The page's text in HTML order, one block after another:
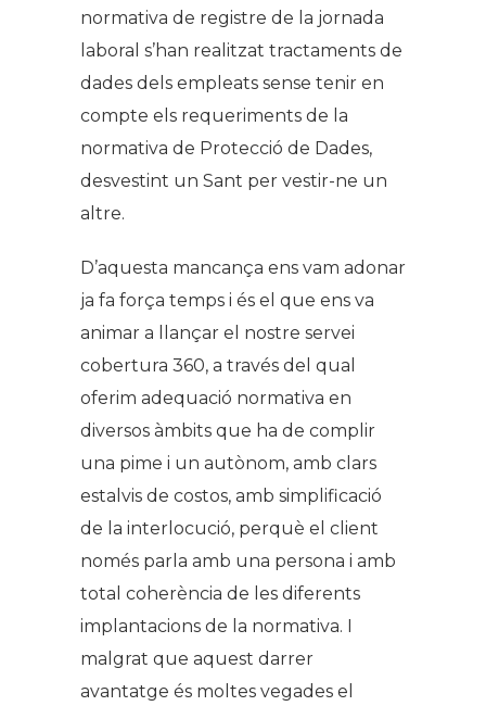
normativa de registre de la jornada
laboral s’han realitzat tractaments de
dades dels empleats sense tenir en
compte els requeriments de la
normativa de Protecció de Dades,
desvestint un Sant per vestir-ne un
altre.
D’aquesta mancança ens vam adonar
ja fa força temps i és el que ens va
animar a llançar el nostre servei
cobertura 360, a través del qual
oferim adequació normativa en
diversos àmbits que ha de complir
una pime i un autònom, amb clars
estalvis de costos, amb simplificació
de la interlocució, perquè el client
només parla amb una persona i amb
total coherència de les diferents
implantacions de la normativa. I
malgrat que aquest darrer
avantatge és moltes vegades el